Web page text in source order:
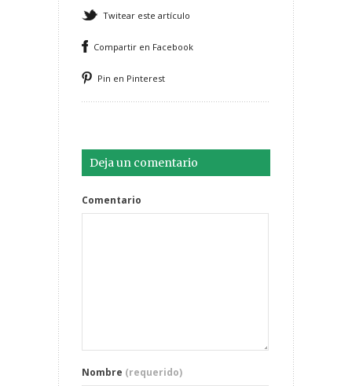
Twitear este artículo
Compartir en Facebook
Pin en Pinterest
Deja un comentario
Comentario
Nombre (requerido)